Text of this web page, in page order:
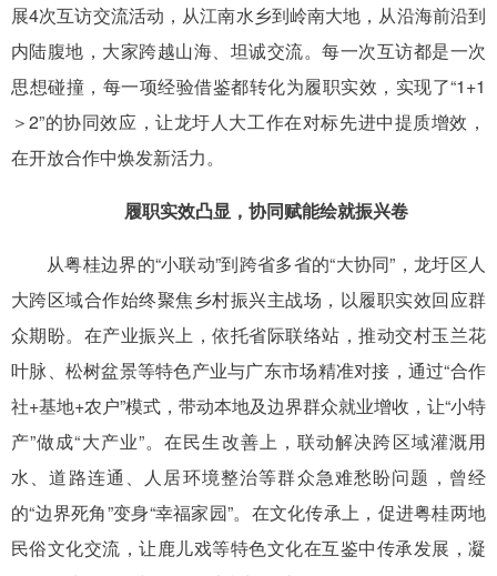
展4次互访交流活动，从江南水乡到岭南大地，从沿海前沿到
内陆腹地，大家跨越山海、坦诚交流。每一次互访都是一次
思想碰撞，每一项经验借鉴都转化为履职实效，实现了“1+1
＞2”的协同效应，让龙圩人大工作在对标先进中提质增效，
在开放合作中焕发新活力。
履职实效凸显，协同赋能绘就振兴卷
从粤桂边界的“小联动”到跨省多省的“大协同”，龙圩区人
大跨区域合作始终聚焦乡村振兴主战场，以履职实效回应群
众期盼。在产业振兴上，依托省际联络站，推动交村玉兰花
叶脉、松树盆景等特色产业与广东市场精准对接，通过“合作
社+基地+农户”模式，带动本地及边界群众就业增收，让“小特
产”做成“大产业”。在民生改善上，联动解决跨区域灌溉用
水、道路连通、人居环境整治等群众急难愁盼问题，曾经
的“边界死角”变身“幸福家园”。在文化传承上，促进粤桂两地
民俗文化交流，让鹿儿戏等特色文化在互鉴中传承发展，凝